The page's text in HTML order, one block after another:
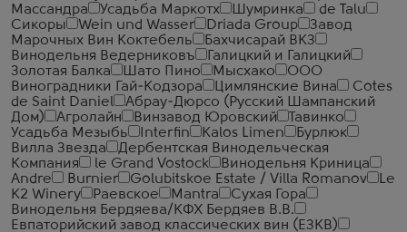
Массандра
Усадьба Маркотх Шумринка
de Talu
Сикоры
Wein und Wasser Driada Group
Завод
Марочных Вин Коктебель
Бахчисарай ВКЗ
Винодельня Ведерниковъ
Галицкий и Галицкий
Золотая Балка
Шато Пино Мысхако
ООО
Виноградники Гай-Кодзора
Цимлянские Вина
Cotes
de Saint Daniel
Абрау-Дюрсо (Русский Шампанский
Дом)
Агролайн Винзавод Юровский
Тавинко
Усадьба Мезыбь
Interfin Kalos Limen
Бурлюк
Вилла Звезда
Дербентская Винодельческая
Компания
le Grand Vostock
Винодельня Криница
Andre
Burnier Golubitskoe Estate / Villa Romanov
Le
K2 Winery
Раевское Mantra
Сухая Гора
Винодельня Бердяева/КФХ Бердяев В.В.
Евпаторийский завод классических вин (ЕЗКВ)